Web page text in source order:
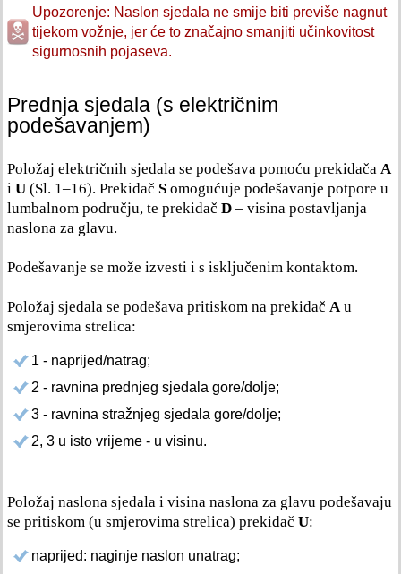
Upozorenje: Naslon sjedala ne smije biti previše nagnut
tijekom vožnje, jer će to značajno smanjiti učinkovitost
sigurnosnih pojaseva.
Prednja sjedala (s električnim
podešavanjem)
Položaj električnih sjedala se podešava pomoću prekidača A
i U (Sl. 1–16). Prekidač S omogućuje podešavanje potpore u
lumbalnom području, te prekidač D – visina postavljanja
naslona za glavu.
Podešavanje se može izvesti i s isključenim kontaktom.
Položaj sjedala se podešava pritiskom na prekidač Au
smjerovima strelica:
1 - naprijed/natrag;
2 - ravnina prednjeg sjedala gore/dolje;
3 - ravnina stražnjeg sjedala gore/dolje;
2, 3 u isto vrijeme - u visinu.
Položaj naslona sjedala i visina naslona za glavu podešavaju
se pritiskom (u smjerovima strelica) prekidač U:
naprijed: naginje naslon unatrag;